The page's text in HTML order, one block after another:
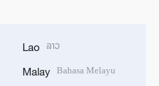
Lao ລາວ
Malay Bahasa Melayu